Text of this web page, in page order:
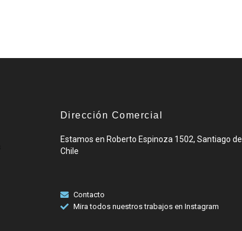
Dirección Comercial
Estamos en Roberto Espinoza 1502, Santiago de
Chile
Contacto
Mira todos nuestros trabajos en Instagram